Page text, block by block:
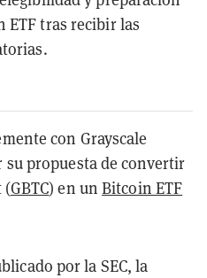
ETF tras recibir las
con Grayscale
propuesta de convertir
(GBTC) en unBitcoin ETF
por la SEC, la